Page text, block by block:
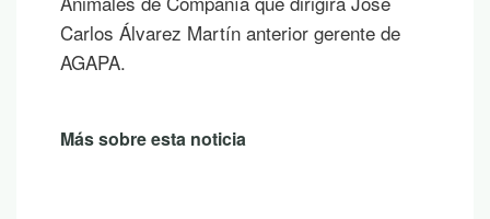
Carlos Álvarez Martín anterior gerente de
AGAPA.
Más sobre esta noticia